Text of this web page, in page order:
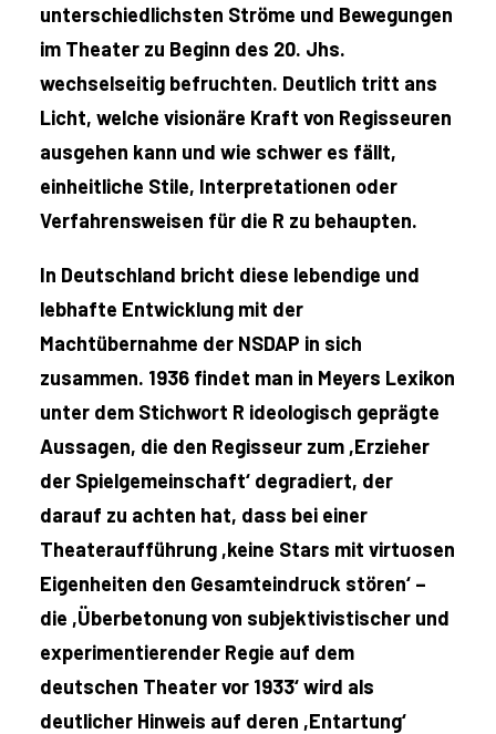
unterschiedlichsten Ströme und Bewegungen
im Theater zu Beginn des 20. Jhs.
wechselseitig befruchten. Deutlich tritt ans
Licht, welche visionäre Kraft von Regisseuren
ausgehen kann und wie schwer es fällt,
einheitliche Stile, Interpretationen oder
Verfahrensweisen für die R zu behaupten.
In Deutschland bricht diese lebendige und
lebhafte Entwicklung mit der
Machtübernahme der NSDAP in sich
zusammen. 1936 findet man in Meyers Lexikon
unter dem Stichwort R ideologisch geprägte
Aussagen, die den Regisseur zum ,Erzieher
der Spielgemeinschaft‘ degradiert, der
darauf zu achten hat, dass bei einer
Theateraufführung ,keine Stars mit virtuosen
Eigenheiten den Gesamteindruck stören‘ –
die ,Überbetonung von subjektivistischer und
experimentierender Regie auf dem
deutschen Theater vor 1933‘ wird als
deutlicher Hinweis auf deren ,Entartung‘